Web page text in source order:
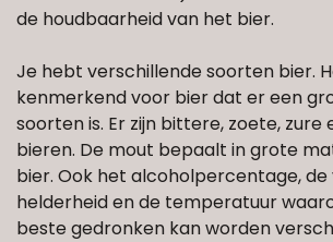
de houdbaarheid van het bier.
Je hebt verschillende soorten bier.
kenmerkend voor bier dat er een
soorten is. Er zijn bittere, zoete, zure
bieren. De mout bepaalt in grote
bier. Ook het alcoholpercentage, de
helderheid en de temperatuur
beste gedronken kan worden